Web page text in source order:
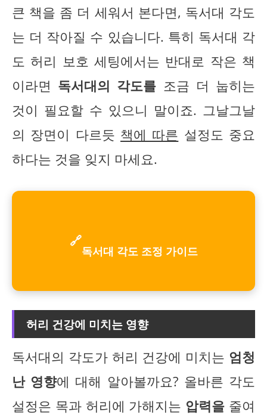
큰 책을 좀 더 세워서 본다면, 독서대 각도
는 더 작아질 수 있습니다. 특히 독서대 각
도 허리 보호 세팅에서는 반대로 작은 책
이라면 독서대의 각도를 조금 더 눕히는
것이 필요할 수 있으니 말이죠. 그날그날
의 장면이 다르듯 책에 따른 설정도 중요
하다는 것을 잊지 마세요.
🔗
독서대 각도 조정 가이드
허리 건강에 미치는 영향
독서대의 각도가 허리 건강에 미치는 엄청
난 영향에 대해 알아볼까요? 올바른 각도
설정은 목과 허리에 가해지는 압력을 줄여